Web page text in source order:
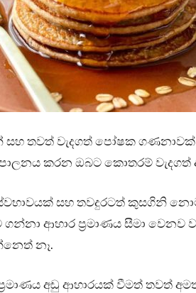
සහ තවත් වැදගත් පෝෂක
කරන ඔබට කොතරම් වැදගත්
සහ තවදුරටත් කුසගිනි
ආහාර ප්‍රමාණය සීමා වෙනව
නෑ.
අඩු ආහාරයක් වීමත් තවත්